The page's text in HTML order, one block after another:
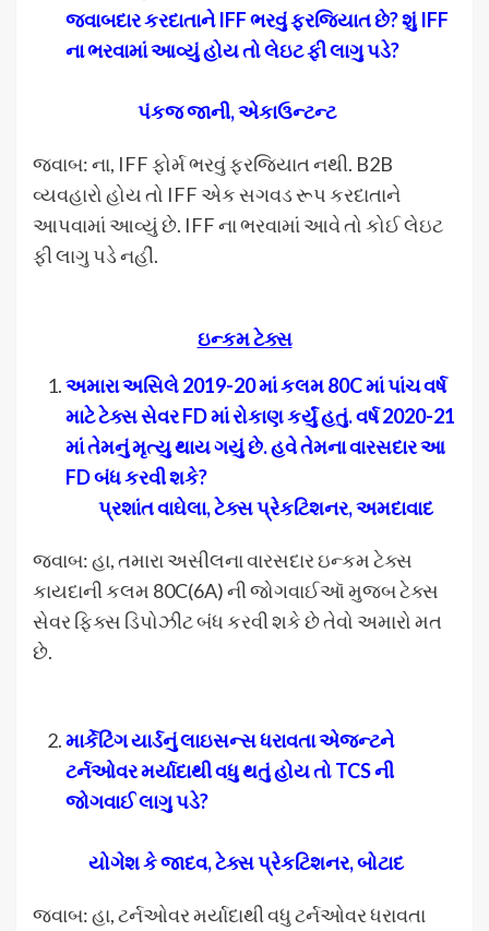
જવાબદાર કરદાતાનેIFFભરવું ફરજિયાત છે?શું IFF
ના ભરવામાં આવ્યું હોય તો લેઇટ ફી લાગુ પડે?
પંકજ જાની,એકાઉન્ટન્ટ
જવાબ: ના, IFF ફોર્મ ભરવું ફરજિયાત નથી. B2B
વ્યવહારો હોય તો IFF એક સગવડ રૂપ કરદાતાને
આપવામાં આવ્યું છે. IFF ના ભરવામાં આવે તો કોઈ લેઇટ
ફી લાગુ પડે નહીં.
ઇન્કમ ટેક્સ
અમારા અસિલે 2019-20 માં કલમ 80Cમાં પાંચ વર્ષ
માટે ટેક્સ સેવરFDમાં રોકાણ કર્યું હતું. વર્ષ 2020-21
માં તેમનું મૃત્યુ થાય ગયું છે. હવે તેમના વારસદાર આ
FDબંધ કરવી શકે?
પ્રશાંત વાઘેલા,ટેક્સ પ્રેકટિશનર,અમદાવાદ
જવાબ: હા, તમારા અસીલના વારસદાર ઇન્કમ ટેક્સ
કાયદાની કલમ 80C(6A) ની જોગવાઈઑ મુજબ ટેક્સ
સેવર ફિક્સ ડિપોઝીટ બંધ કરવી શકે છે તેવો અમારો મત
છે.
માર્કેટિંગ યાર્ડનું લાઇસન્સ ધરાવતા એજન્ટને
ટર્નઓવર મર્યાદાથી વધુ થતું હોય તોTCSની
જોગવાઈ લાગુ પડે?
યોગેશ કે જાદવ,ટેક્સ પ્રેકટિશનર,બોટાદ
જવાબ: હા, ટર્નઓવર મર્યાદાથી વધુ ટર્નઓવર ધરાવતા